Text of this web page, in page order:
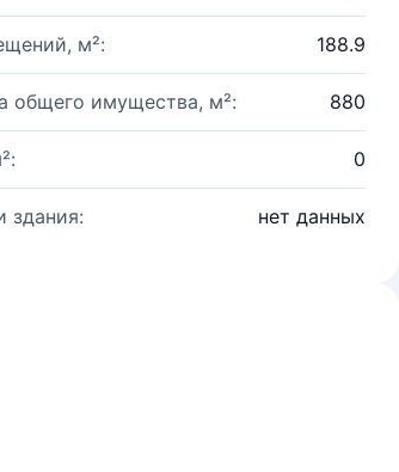
м²: 188.9
общего имущества, м²: 880
0
здания: нет данных